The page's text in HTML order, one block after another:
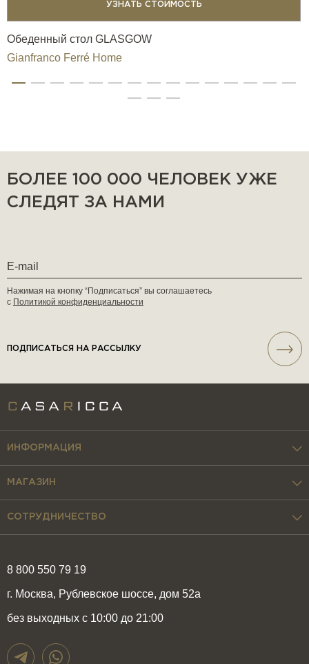
УЗНАТЬ СТОИМОСТЬ
Обеденный стол GLASGOW
Gianfranco Ferré Home
БОЛЕЕ 100 000 ЧЕЛОВЕК УЖЕ
СЛЕДЯТ ЗА НАМИ
Нажимая на кнопку “Подписаться” вы соглашаетесь
с Политикой конфиденциальности
ПОДПИСАТЬСЯ НА РАССЫЛКУ
8 800 550 79 19
г. Москва, Рублевское шоссе, дом 52а
без выходных с 10:00 до 21:00
ИНФОРМАЦИЯ
МАГАЗИН
СОТРУДНИЧЕСТВО